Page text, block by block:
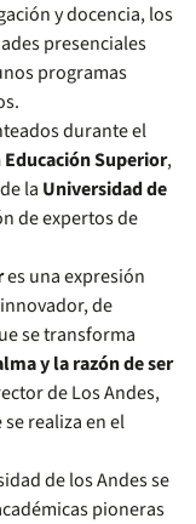
y docencia, los
presenciales
programas
durante el
Superior,
de la Universidad de
de expertos de
es una expresión
de
se transforma
y la razón de ser
de Los Andes,
realiza en el
de los Andes se
pioneras